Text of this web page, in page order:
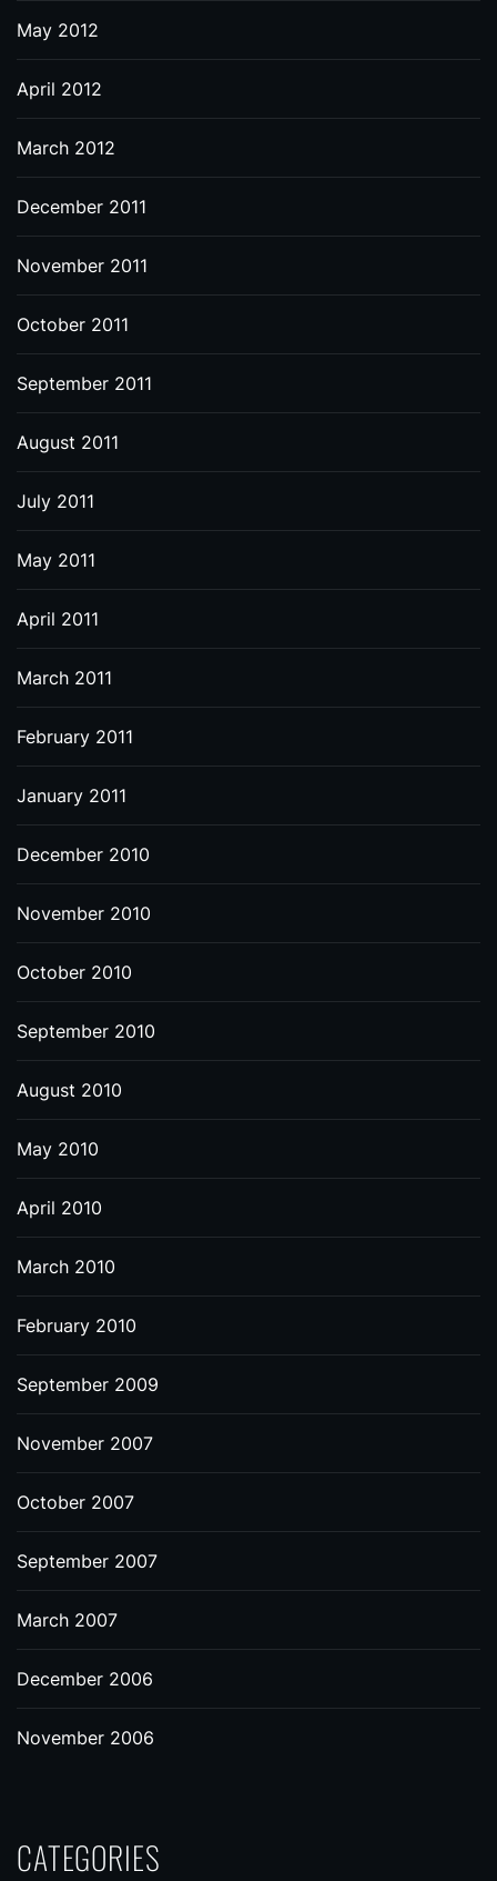
May 2012
April 2012
March 2012
December 2011
November 2011
October 2011
September 2011
August 2011
July 2011
May 2011
April 2011
March 2011
February 2011
January 2011
December 2010
November 2010
October 2010
September 2010
August 2010
May 2010
April 2010
March 2010
February 2010
September 2009
November 2007
October 2007
September 2007
March 2007
December 2006
November 2006
CATEGORIES